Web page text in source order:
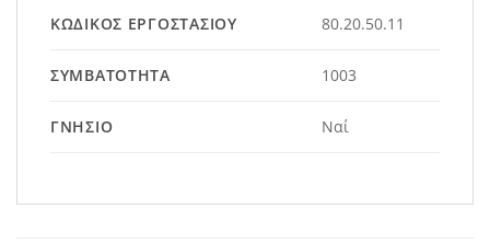
ΚΩΔΙΚΌΣ ΕΡΓΟΣΤΑΣΊΟΥ 80.20.50.11
ΣΥΜΒΑΤΌΤΗΤΑ 1003
ΓΝΉΣΙΟ Ναί